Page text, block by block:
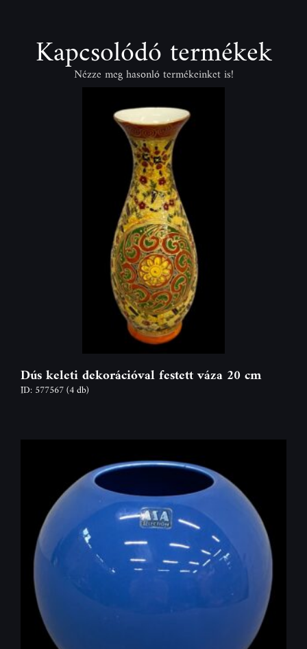
Kapcsolódó termékek
Nézze meg hasonló termékeinket is!
Dús keleti dekorációval festett váza 20 cm
ID: 577567(4 db)